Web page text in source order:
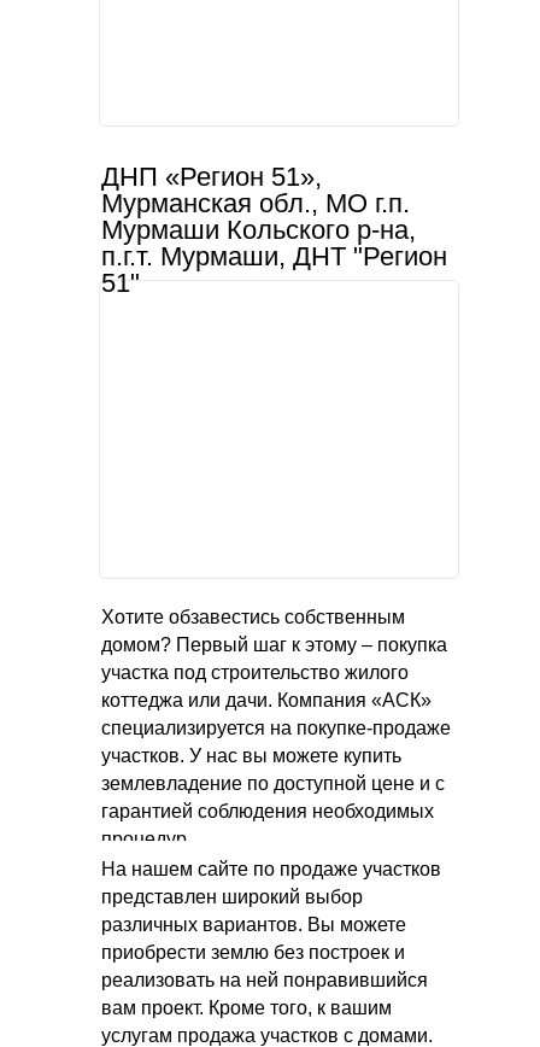
ДНП «Регион 51»,
Мурманская обл., МО г.п.
Мурмаши Кольского р-на,
п.г.т. Мурмаши, ДНТ "Регион
51"
Хотите обзавестись собственным
домом? Первый шаг к этому – покупка
участка под строительство жилого
коттеджа или дачи. Компания «АСК»
специализируется на покупке-продаже
участков. У нас вы можете купить
землевладение по доступной цене и с
гарантией соблюдения необходимых
процедур.
На нашем сайте по продаже участков
представлен широкий выбор
различных вариантов. Вы можете
приобрести землю без построек и
реализовать на ней понравившийся
вам проект. Кроме того, к вашим
услугам продажа участков с домами.